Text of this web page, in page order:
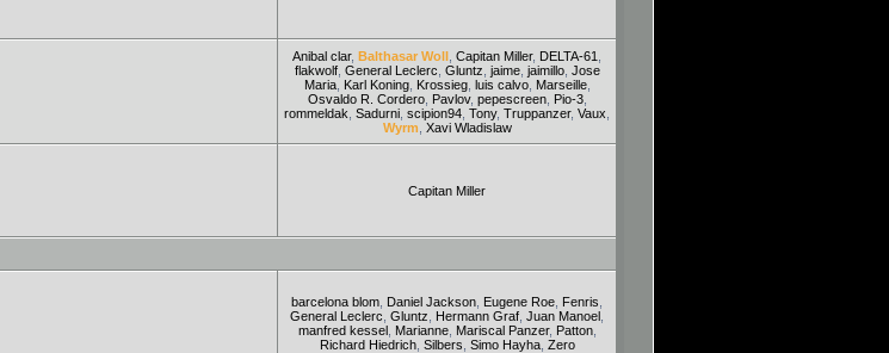
Anibal clar, Balthasar Woll Capitan Miller, DELTA-61
flakwolf, General Leclerc Gluntz jaime, jaimillo, Jose
Maria, Karl Koning, Krossieg, luis calvo, Marseille,
Osvaldo R. Cordero, Pavlov, pepescreen, Pio-3,
rommeldak Sadurni scipion94 Tony, Truppanzer, Vaux
Wyrm Xavi Wladislaw
Capitan Miller
barcelona blom Daniel Jackson Eugene Roe Fenris
General Leclerc Gluntz Hermann Graf Juan Manoel
manfred kessel, Marianne, Mariscal Panzer, Patton,
Richard Hiedrich, Silbers Simo Hayha, Zero